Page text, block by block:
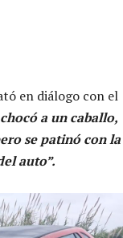
en diálogo con el
a un caballo,
se patinó con la
auto”.